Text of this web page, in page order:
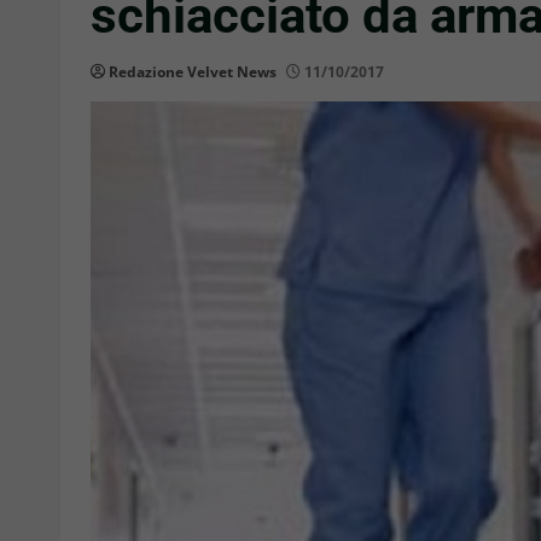
schiacciato da
Redazione Velvet News 11/10/2017